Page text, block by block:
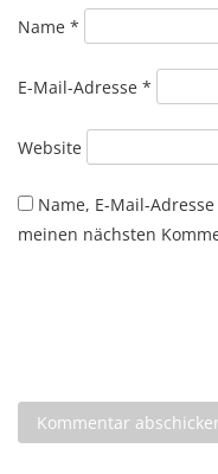
Name *
E-Mail-Adresse *
Website
Name, E-Mail-
meinen nächsten